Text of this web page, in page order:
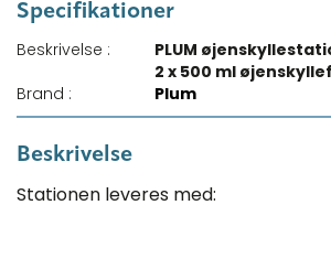
Specifikationer
Beskrivelse :
PLUM
2 x 500 ml
Brand :
Plum
Beskrivelse
Stationen leveres med: